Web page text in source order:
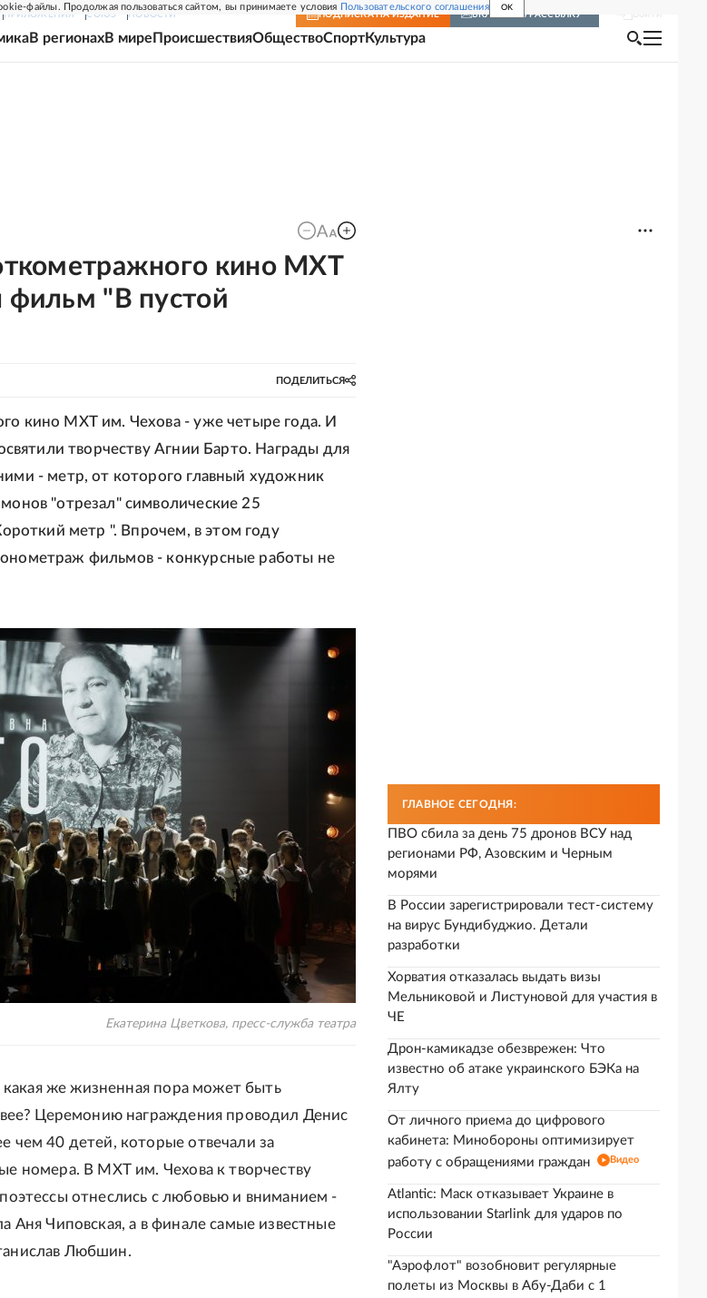
файлы. Продолжая пользоваться сайтом, вы принимаете условия Пользовательского соглашения OK
ПРИЛОЖЕНИЯ СОЮЗ НОВОСТИ ПОДПИСКА НА ИЗДАНИЕ ВКЛЮЧИТЬ РАССЫЛКУ
В регионахВ мире ПроисшествияОбществоСпортКультура
кино МХТ
фильм "В пустой
ПОДЕЛИТЬСЯ
кино МХТ им. Чехова - уже четыре года. И
творчеству Агнии Барто. Награды для
- метр, от которого главный художник
"отрезал" символические 25
метр ". Впрочем, в этом году
фильмов - конкурсные работы не
Екатерина Цветкова, пресс-служба театра
какая же жизненная пора может быть
Церемонию награждения проводил Денис
чем 40 детей, которые отвечали за
номера. В МХТ им. Чехова к творчеству
отнеслись с любовью и вниманием -
Аня Чиповская, а в финале самые известные
Любшин.
ГЛАВНОЕ СЕГОДНЯ:
ПВО сбила за день 75 дронов ВСУ над
регионами РФ, Азовским и Черным
морями
В России зарегистрировали тест-систему
на вирус Бундибуджио. Детали
разработки
Хорватия отказалась выдать визы
Мельниковой и Листуновой для участия в
ЧЕ
Дрон-камикадзе обезврежен: Что
известно об атаке украинского БЭКа на
Ялту
От личного приема до цифрового
кабинета: Минобороны оптимизирует
работу с обращениями граждан
Видео
Atlantic: Маск отказывает Украине в
использовании Starlink для ударов по
России
"Аэрофлот" возобновит регулярные
полеты из Москвы в Абу-Даби с 1